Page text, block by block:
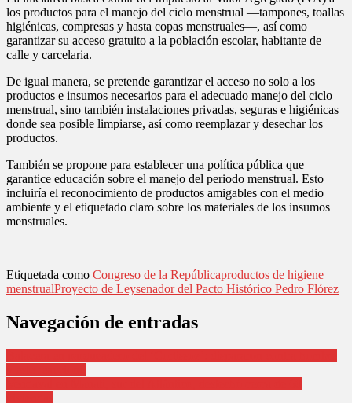
los productos para el manejo del ciclo menstrual ―tampones, toallas
higiénicas, compresas y hasta copas menstruales―, así como
garantizar su acceso gratuito a la población escolar, habitante de
calle y carcelaria.
De igual manera, se pretende garantizar el acceso no solo a los
productos e insumos necesarios para el adecuado manejo del ciclo
menstrual, sino también instalaciones privadas, seguras e higiénicas
donde sea posible limpiarse, así como reemplazar y desechar los
productos.
También se propone para establecer una política pública que
garantice educación sobre el manejo del periodo menstrual. Esto
incluiría el reconocimiento de productos amigables con el medio
ambiente y el etiquetado claro sobre los materiales de los insumos
menstruales.
Etiquetada como Congreso de la Repúblicaproductos de higiene
menstrualProyecto de Leysenador del Pacto Histórico Pedro Flórez
Navegación de entradas